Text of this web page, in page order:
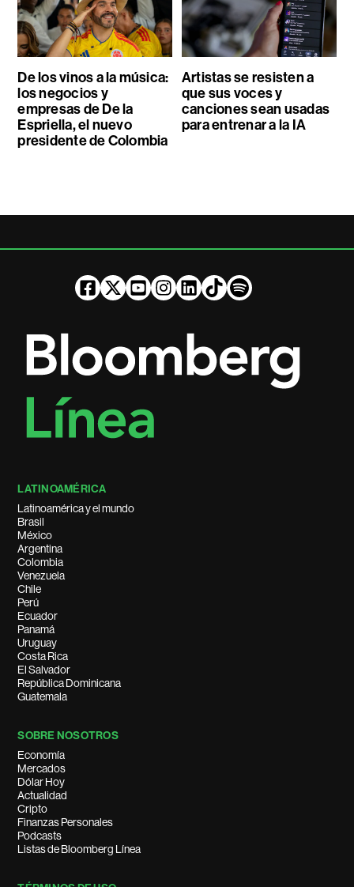
De los vinos a la música:
los negocios y
empresas de De la
Espriella, el nuevo
presidente de Colombia
Artistas se resisten a
que sus voces y
canciones sean usadas
para entrenar a la IA
LATINOAMÉRICA
Latinoamérica y el mundo
Brasil
México
Argentina
Colombia
Venezuela
Chile
Perú
Ecuador
Panamá
Uruguay
Costa Rica
El Salvador
República Dominicana
Guatemala
SOBRE NOSOTROS
Economía
Mercados
Dólar Hoy
Actualidad
Cripto
Finanzas Personales
Podcasts
Listas de Bloomberg Línea